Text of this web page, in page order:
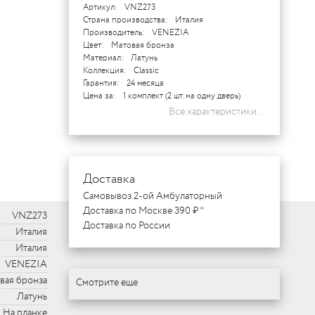
Артикул:
VNZ273
Страна производства:
Италия
Производитель:
VENEZIA
Цвет:
Матовая бронза
Материал:
Латунь
Коллекция:
Classic
Гарантия:
24 месяца
Цена за:
1 комплект (2 шт. на одну дверь)
Все характеристики...
Доставка
Самовывоз 2-ой Амбулаторный
Доставка по Москве 390 ₽ *
Доставка по России
Смотрите еще
VNZ273
Италия
Италия
VENEZIA
бронза
Латунь